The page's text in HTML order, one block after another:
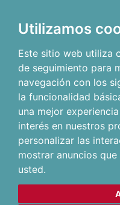
Utilizamos
Este sitio web utiliza
de seguimiento para
navegación con los
la funcionalidad
una mejor
interés en nuestros
personalizar las
mostrar anuncios
usted.